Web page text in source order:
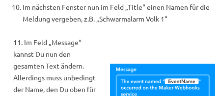
Im nächsten Fenster nun im Feld „Title“ einen Namen für die
Meldung vergeben, z.B. „Schwarmalarm Volk 1“
11. Im Feld „Message“
kannst Du nun den
gesamten Text ändern.
Allerdings muss unbedingt
der Name, den Du oben für